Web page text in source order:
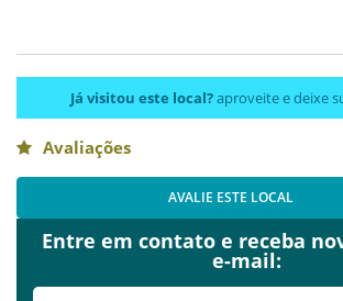
Já visitou este local?aproveite e deixe
Avaliações
AVALIE ESTE LOCAL
Entre em contato e receba
e-mail: